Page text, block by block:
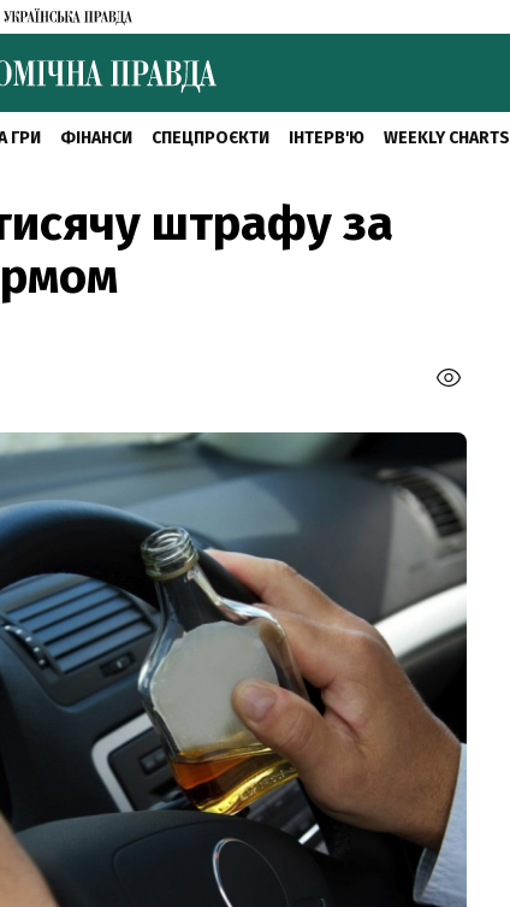
ГРИ ФІНАНСИ СПЕЦПРОЄКТИ ІНТЕРВ'Ю WEEKLY CHARTS
штрафу за